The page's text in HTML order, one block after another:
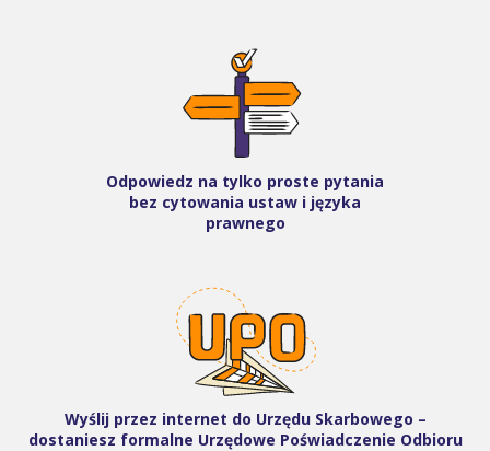
Odpowiedz na tylko proste pytania
bez cytowania ustaw i języka
prawnego
Wyślij przez internet do Urzędu Skarbowego –
dostaniesz formalne Urzędowe Poświadczenie Odbioru